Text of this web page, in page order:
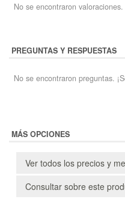
No se encontraron
PREGUNTAS Y RESPUESTAS
No se encontraron preguntas.
MÁS OPCIONES
Ver todos los precios y
Consultar sobre este